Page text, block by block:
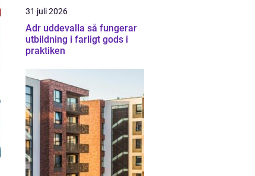
31 juli 2026
Adr uddevalla så fungerar
utbildning i farligt gods i
praktiken